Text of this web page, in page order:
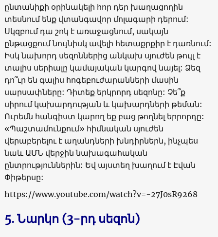
ընտանիքի օրինակելի հոր դեր խաղացողին
տեսնում ենք վտանգավոր մոլագարի դերում:
Սկզբում դա շոկ է առաջացնում, սակայն
ընթացքում նույնիսկ ավելի հետաքրքիր է դառնում:
Իսկ նախորդ սեզոններից անկախ սյուժեն թույլ է
տալիս սերիալը կամայական կարգով նայել: Ձեզ
դո՞ւր են գալիս հոգեբուժարանների մասին
սարսափները: Դիտեք երկրորդ սեզոնը: Չե՞ք
սիրում կախարդության և կախարդների թեման:
Ուրեմն հանգիստ կարող եք բաց թողնել երրորդը:
«Պաշտամունքում» հիմնական սյուժեն
վերաբերելու է աղանդների խնդիրներն, ինչպես
նաև ԱՄՆ վերջին նախագահական
ընտրություններին: Եվ այստեղ խաղում է Էվան
Փիթերսը:
https://www.youtube.com/watch?v=-27J0sR9268
5. Նարկո (3-րդ սեզոն)